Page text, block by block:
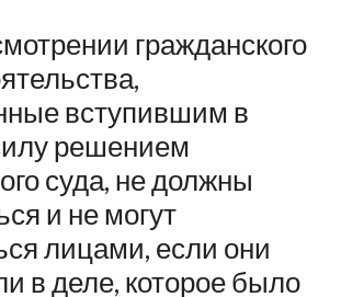
гражданского
вступившим в
решением
суда, не должны
и не могут
лицами, если они
в деле, которое было